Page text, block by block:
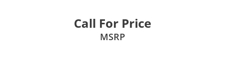
Call For Price
MSRP